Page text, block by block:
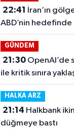
22:41
ABD’nin hedefinde
GÜNDEM
21:30OpenAI’de siber eşik Astra
ile kritik sınıra
HALKA ARZ
21:14
düğmeye bastı